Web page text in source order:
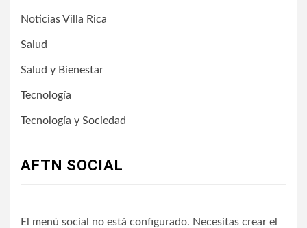
Noticias Villa Rica
Salud
Salud y Bienestar
Tecnología
Tecnología y Sociedad
AFTN SOCIAL
El menú social no está configurado. Necesitas crear el